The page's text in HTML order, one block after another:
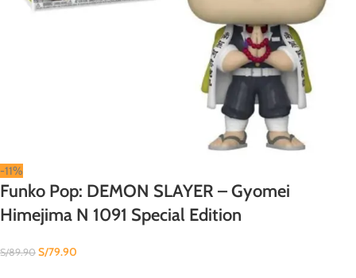
-11%
Funko Pop: DEMON SLAYER – Gyomei
Himejima N 1091 Special Edition
S/89.90 S/79.90